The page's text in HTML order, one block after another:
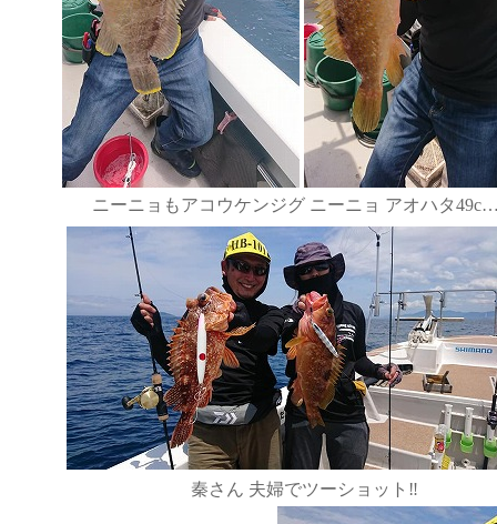
ニーニョもアコウケンジグ ニーニョ アオハタ
秦さん 夫婦でツーショット‼️